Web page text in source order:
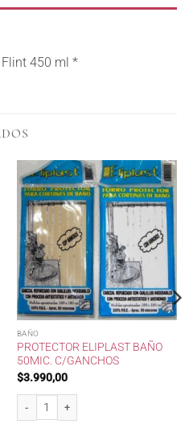
450 ml *
270 cc . cantidad
BAÑO
PROTECTOR ELIPLAST BAÑO
50MIC. C/GANCHOS
$3.990,00
Protector Eliplast Baño 50mic. c/